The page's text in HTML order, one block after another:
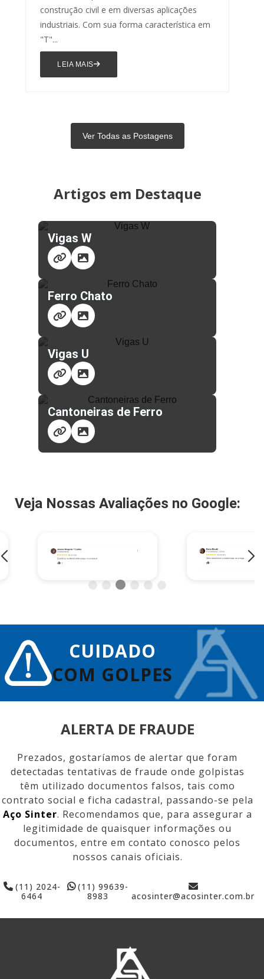
construção civil e em diversas aplicações
industriais. Com sua forma característica em
"T"...
LEIA MAIS
Ver Todas as Postagens
Artigos em Destaque
Vigas W
Ferro Chato
Vigas U
Cantoneiras de Ferro
Veja Nossas Avaliações no Google:
CUIDADO
COM GOLPES
ALERTA DE FRAUDE
Prezados, gostaríamos de alertar que foram
detectadas tentativas de fraude onde golpistas
têm utilizado documentos falsos, tais como
contrato social e ficha cadastral, passando-se pela
Aço Sinter. Recomendamos que, para assegurar a
legitimidade de quaisquer informações ou
documentos, entre em contato conosco pelos
nossos canais oficiais.
(11) 2024-
6464
(11) 99639-
8983
acosinter@acosinter.com.br